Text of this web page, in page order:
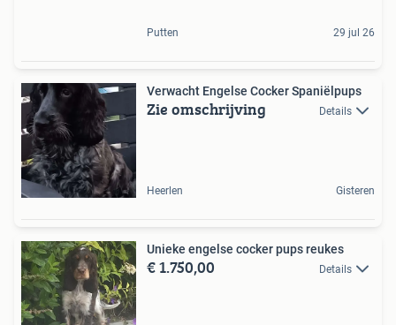
Putten 29 jul 26
Verwacht Engelse Cocker Spaniëlpups
Zie omschrijving Details
Heerlen Gisteren
Unieke engelse cocker pups reukes
€ 1.750,00 Details